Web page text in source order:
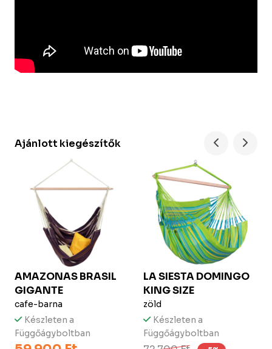
Ajánlott kiegészítők
AMAZONASBRASIL
GIGANTE
cafe-barna
Készleten a
Függőágyboltban
LA SIESTADOMINGO
KING SIZE
zöld
Készleten a
Függőágyboltban